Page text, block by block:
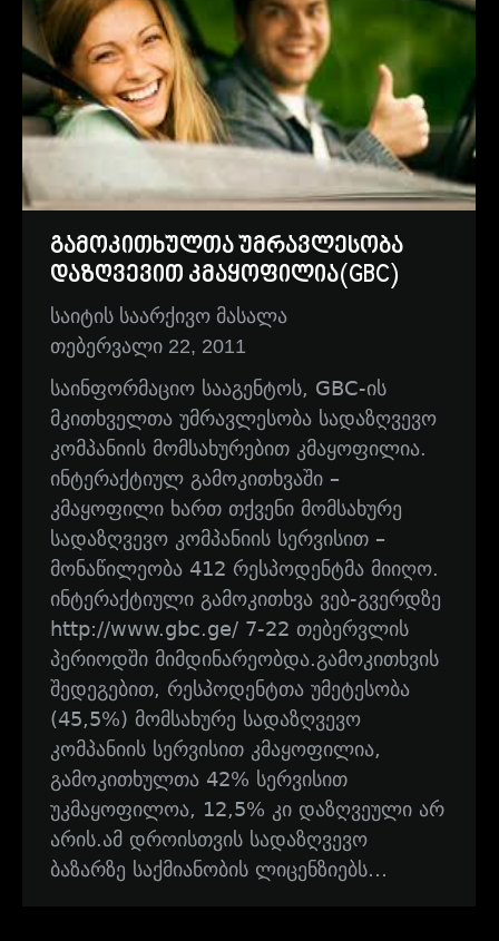
გამოკითხულთა უმრავლესობა
დაზღვევით კმაყოფილია(GBC)
საიტის საარქივო მასალა
თებერვალი 22, 2011
საინფორმაციო სააგენტოს, GBC-ის
მკითხველთა უმრავლესობა სადაზღვევო
კომპანიის მომსახურებით კმაყოფილია.
ინტერაქტიულ გამოკითხვაში –
კმაყოფილი ხართ თქვენი მომსახურე
სადაზღვევო კომპანიის სერვისით –
მონაწილეობა 412 რესპოდენტმა მიიღო.
ინტერაქტიული გამოკითხვა ვებ-გვერდზე
http://www.gbc.ge/ 7-22 თებერვლის
პერიოდში მიმდინარეობდა.გამოკითხვის
შედეგებით, რესპოდენტთა უმეტესობა
(45,5%) მომსახურე სადაზღვევო
კომპანიის სერვისით კმაყოფილია,
გამოკითხულთა 42% სერვისით
უკმაყოფილოა, 12,5% კი დაზღვეული არ
არის.ამ დროისთვის სადაზღვევო
ბაზარზე საქმიანობის ლიცენზიებს…